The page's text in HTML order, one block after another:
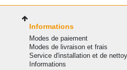
Informations
Modes de paiement
Modes de livraison et frais
Service d'installation et de
Informations